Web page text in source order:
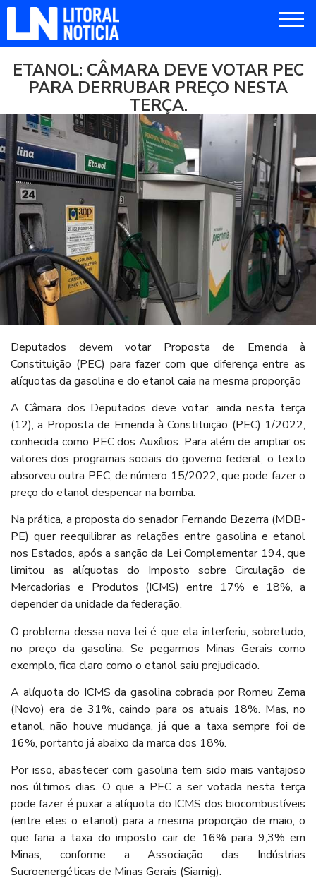
ETANOL: CÂMARA DEVE VOTAR PEC
PARA DERRUBAR PREÇO NESTA
TERÇA.
Deputados devem votar Proposta de Emenda à
Constituição (PEC) para fazer com que diferença entre as
alíquotas da gasolina e do etanol caia na mesma proporção
A Câmara dos Deputados deve votar, ainda nesta terça
(12), a Proposta de Emenda à Constituição (PEC) 1/2022,
conhecida como PEC dos Auxílios. Para além de ampliar os
valores dos programas sociais do governo federal, o texto
absorveu outra PEC, de número 15/2022, que pode fazer o
preço do etanol despencar na bomba.
Na prática, a proposta do senador Fernando Bezerra (MDB-
PE) quer reequilibrar as relações entre gasolina e etanol
nos Estados, após a sanção da Lei Complementar 194, que
limitou as alíquotas do Imposto sobre Circulação de
Mercadorias e Produtos (ICMS) entre 17% e 18%, a
depender da unidade da federação.
O problema dessa nova lei é que ela interferiu, sobretudo,
no preço da gasolina. Se pegarmos Minas Gerais como
exemplo, fica claro como o etanol saiu prejudicado.
A alíquota do ICMS da gasolina cobrada por Romeu Zema
(Novo) era de 31%, caindo para os atuais 18%. Mas, no
etanol, não houve mudança, já que a taxa sempre foi de
16%, portanto já abaixo da marca dos 18%.
Por isso, abastecer com gasolina tem sido mais vantajoso
nos últimos dias. O que a PEC a ser votada nesta terça
pode fazer é puxar a alíquota do ICMS dos biocombustíveis
(entre eles o etanol) para a mesma proporção de maio, o
que faria a taxa do imposto cair de 16% para 9,3% em
Minas, conforme a Associação das Indústrias
Sucroenergéticas de Minas Gerais (Siamig).